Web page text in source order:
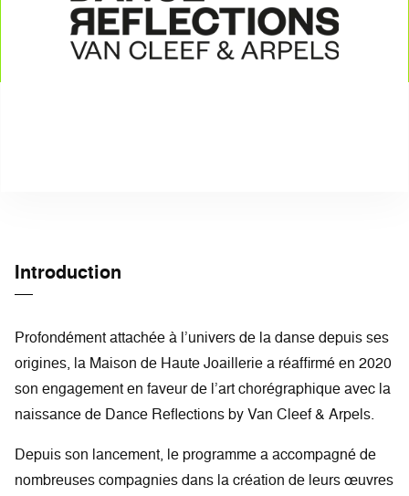
Introduction
Profondément attachée à l’univers de la danse depuis ses
origines, la Maison de Haute Joaillerie a réaffirmé en 2020
son engagement en faveur de l’art chorégraphique avec la
naissance de Dance Reflections by Van Cleef & Arpels.
Depuis son lancement, le programme a accompagné de
nombreuses compagnies dans la création de leurs œuvres